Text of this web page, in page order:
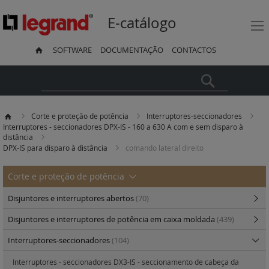
E-catálogo
SOFTWARE DOCUMENTAÇÃO CONTACTOS
Corte e proteção de potência
Interruptores-seccionadores
Interruptores - seccionadores DPX-IS - 160 a 630 A com e sem disparo à
distância
DPX-IS para disparo à distância
comando lateral direito
Corte e proteção de potência
Disjuntores e interruptores abertos(70)
Disjuntores e interruptores de potência em caixa moldada (439)
Interruptores-seccionadores(104)
Interruptores - seccionadores DX3-IS - seccionamento de cabeça da